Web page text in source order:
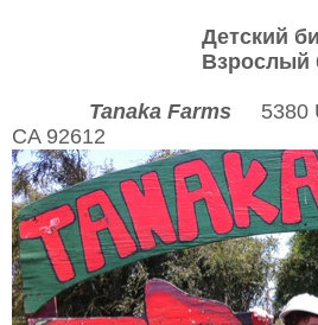
Детский
Взрослый
Tanaka Farms
5380
CA 92612